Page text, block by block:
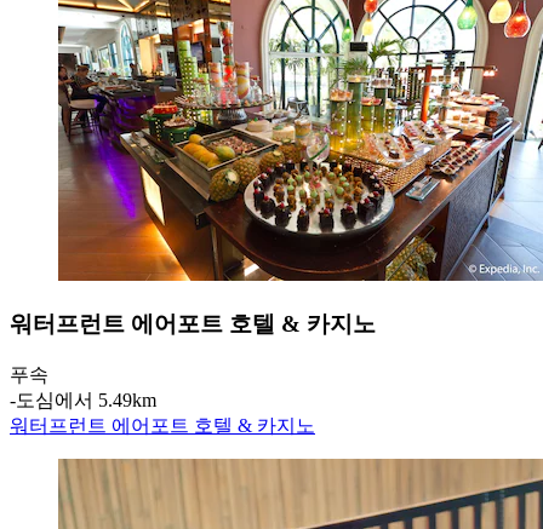
워터프런트 에어포트 호텔 & 카지노
푸속
‐도심에서 5.49km
워터프런트 에어포트 호텔 & 카지노